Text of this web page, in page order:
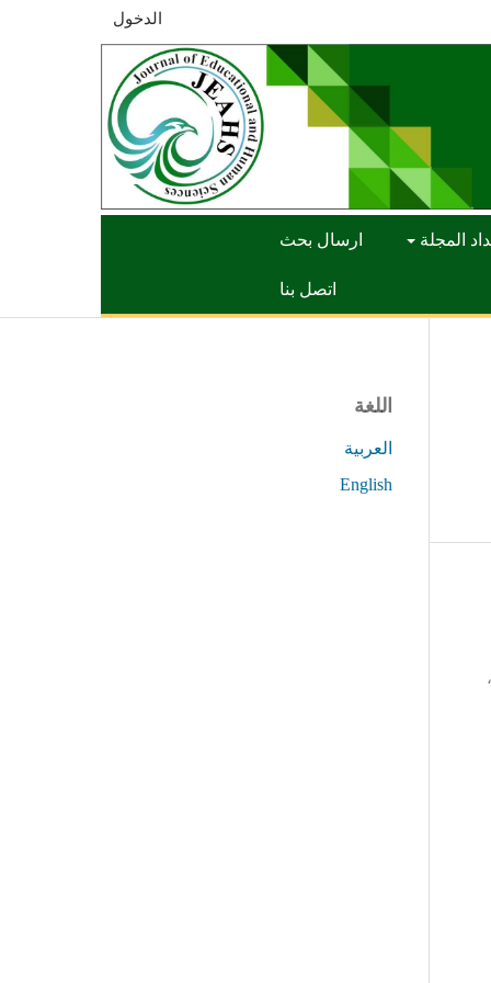
المجلة ارسال بحث
اتصل بنا
الدخول
اللغة
العربية
English